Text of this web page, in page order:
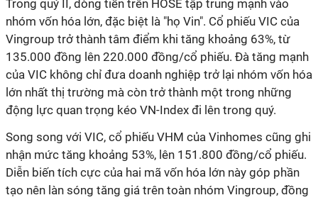
Trong quý II, dòng tiền trên HOSE tập trung mạnh vào
nhóm vốn hóa lớn, đặc biệt là "họ Vin". Cổ phiếu VIC của
Vingroup trở thành tâm điểm khi tăng khoảng 63%, từ
135.000 đồng lên 220.000 đồng/cổ phiếu. Đà tăng mạnh
của VIC không chỉ đưa doanh nghiệp trở lại nhóm vốn hóa
lớn nhất thị trường mà còn trở thành một trong những
động lực quan trọng kéo VN-Index đi lên trong quý.
Song song với VIC, cổ phiếu VHM của Vinhomes cũng ghi
nhận mức tăng khoảng 53%, lên 151.800 đồng/cổ phiếu.
Diễn biến tích cực của hai mã vốn hóa lớn này góp phần
tạo nên làn sóng tăng giá trên toàn nhóm Vingroup, đồng